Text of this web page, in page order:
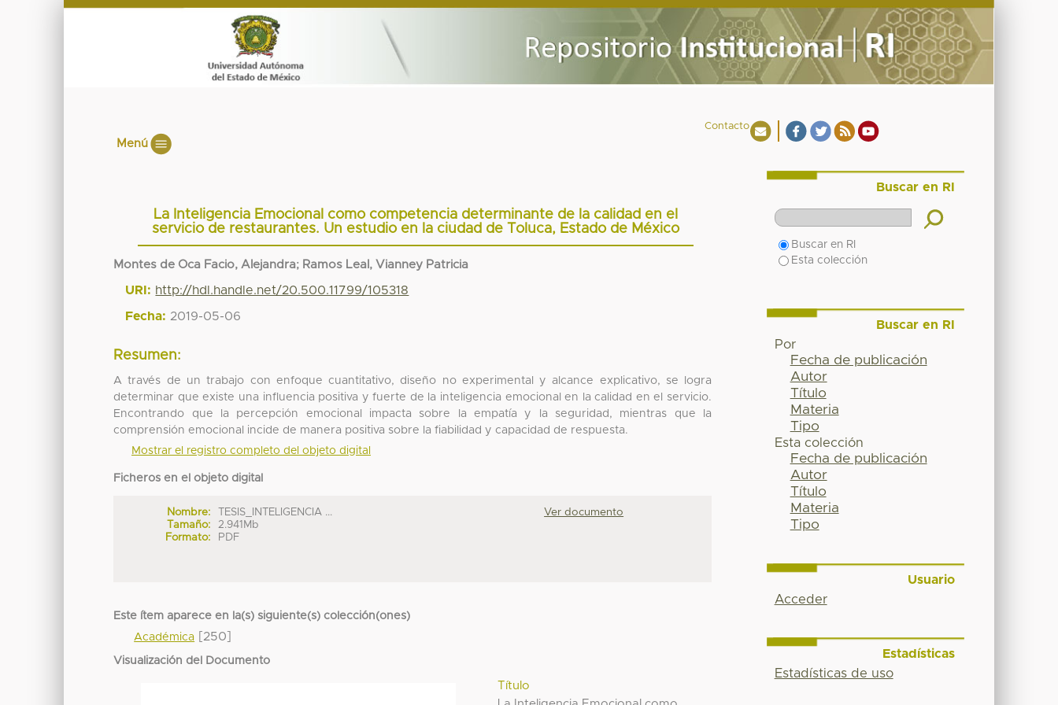
Contacto
Menú
La Inteligencia Emocional como competencia determinante de la calidad en el
servicio de restaurantes. Un estudio en la ciudad de Toluca, Estado de México
Montes de Oca Facio, Alejandra; Ramos Leal, Vianney Patricia
URI: http://hdl.handle.net/20.500.11799/105318
Fecha: 2019-05-06
Resumen:
A través de un trabajo con enfoque cuantitativo, diseño no experimental y alcance explicativo, se logra
determinar que existe una influencia positiva y fuerte de la inteligencia emocional en la calidad en el servicio.
Encontrando que la percepción emocional impacta sobre la empatía y la seguridad, mientras que la
comprensión emocional incide de manera positiva sobre la fiabilidad y capacidad de respuesta.
Mostrar el registro completo del objeto digital
Ficheros en el objeto digital
Nombre:
TESIS_INTELIGENCIA ...
Tamaño:
2.941Mb
Formato:
PDF
Ver documento
Este ítem aparece en la(s) siguiente(s) colección(ones)
Académica [250]
Visualización del Documento
Título
Buscar en RI
Buscar en RI
Esta colección
Buscar en RI
Por
Fecha de publicación
Autor
Título
Materia
Tipo
Esta colección
Fecha de publicación
Autor
Título
Materia
Tipo
Usuario
Acceder
Estadísticas
Estadísticas de uso